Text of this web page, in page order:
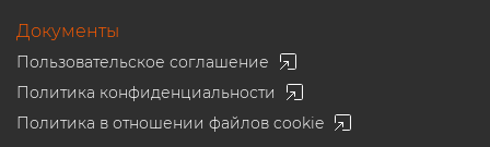
Документы
Пользовательское соглашение
Политика конфиденциальности
Политика в отношении файлов cookie